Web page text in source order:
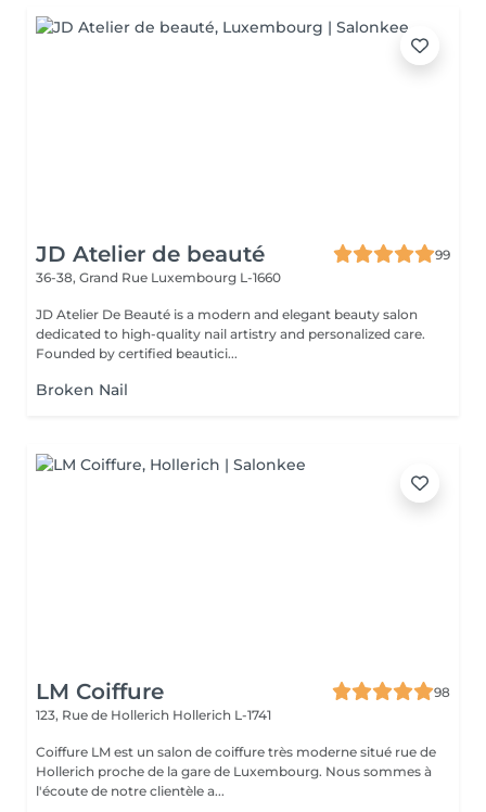
JD Atelier de beauté
99
36-38, Grand Rue Luxembourg L-1660
JD Atelier De Beauté is a modern and elegant beauty salon
dedicated to high-quality nail artistry and personalized care.
Founded by certified beautici...
Broken Nail
LM Coiffure
98
123, Rue de Hollerich Hollerich L-1741
Coiffure LM est un salon de coiffure très moderne situé rue de
Hollerich proche de la gare de Luxembourg. Nous sommes à
l'écoute de notre clientèle a...